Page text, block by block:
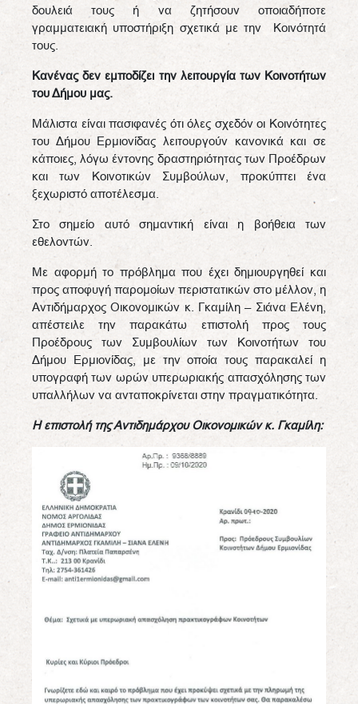
δουλειά τους ή να ζητήσουν οποιαδήποτε
γραμματειακή υποστήριξη σχετικά με την Κοινότητά
τους.
Κανένας δεν εμποδίζει την λειτουργία των Κοινοτήτων
του Δήμου μας.
Μάλιστα είναι πασιφανές ότι όλες σχεδόν οι Κοινότητες
του Δήμου Ερμιονίδας λειτουργούν κανονικά και σε
κάποιες, λόγω έντονης δραστηριότητας των Προέδρων
και των Κοινοτικών Συμβούλων, προκύπτει ένα
ξεχωριστό αποτέλεσμα.
Στο σημείο αυτό σημαντική είναι η βοήθεια των
εθελοντών.
Με αφορμή το πρόβλημα που έχει δημιουργηθεί και
προς αποφυγή παρομοίων περιστατικών στο μέλλον, η
Αντιδήμαρχος Οικονομικών κ. Γκαμίλη – Σιάνα Ελένη,
απέστειλε την παρακάτω επιστολή προς τους
Προέδρους των Συμβουλίων των Κοινοτήτων του
Δήμου Ερμιονίδας, με την οποία τους παρακαλεί η
υπογραφή των ωρών υπερωριακής απασχόλησης των
υπαλλήλων να ανταποκρίνεται στην πραγματικότητα.
Η επιστολή της Αντιδημάρχου Οικονομικών κ. Γκαμίλη: